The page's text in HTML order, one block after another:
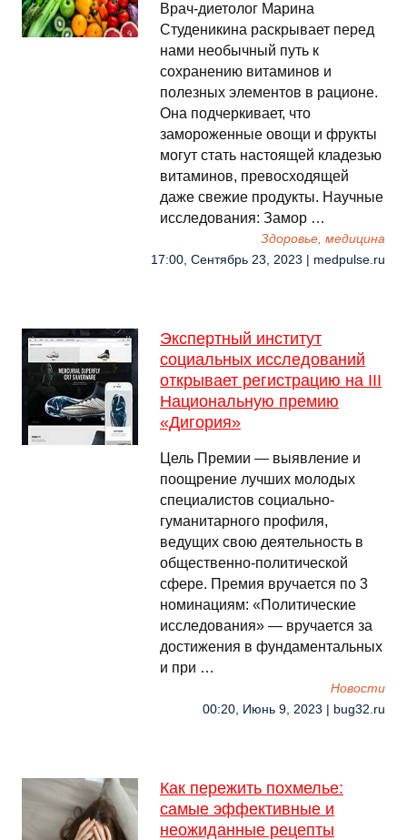
Врач-диетолог Марина
Студеникина раскрывает перед
нами необычный путь к
сохранению витаминов и
полезных элементов в рационе.
Она подчеркивает, что
замороженные овощи и фрукты
могут стать настоящей кладезью
витаминов, превосходящей
даже свежие продукты. Научные
исследования: Замор …
Здоровье, медицина
17:00, Сентябрь 23, 2023 | medpulse.ru
Экспертный институт
социальных исследований
открывает регистрацию на III
Национальную премию
«Дигория»
Цель Премии — выявление и
поощрение лучших молодых
специалистов социально-
гуманитарного профиля,
ведущих свою деятельность в
общественно-политической
сфере. Премия вручается по 3
номинациям: «Политические
исследования» — вручается за
достижения в фундаментальных
и при …
Новости
00:20, Июнь 9, 2023 | bug32.ru
Как пережить похмелье:
самые эффективные и
неожиданные рецепты